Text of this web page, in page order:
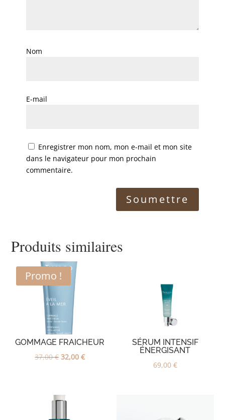
Nom
E-mail
Enregistrer mon nom, mon e-mail et mon site
dans le navigateur pour mon prochain
commentaire.
Produits similaires
Promo !
GOMMAGE FRAICHEUR
37,00€ Le
était :
32,00€Le
SÉRUM INTENSIF
ÉNERGISANT
69,00 €